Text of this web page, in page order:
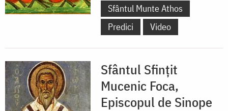
Sfântul Munte Athos
Predici
Video
Sfântul Sfințit
Mucenic Foca,
Episcopul de Sinope